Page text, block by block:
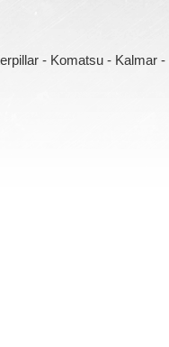
- Komatsu - Kalmar